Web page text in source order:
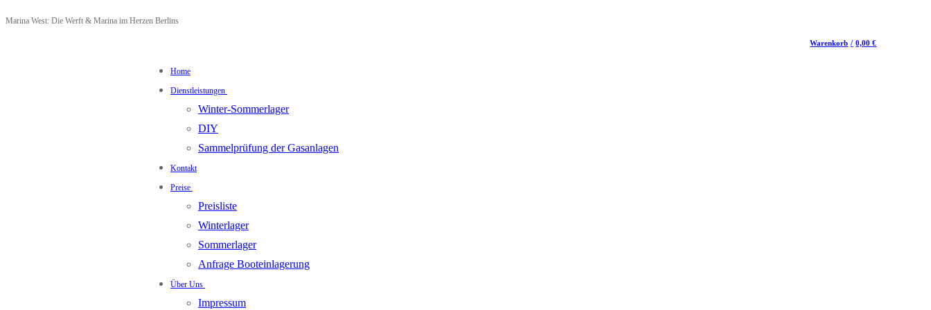
Zum
Menü
Schließen
Marina West: Die Werft & Marina im Herzen Berlins
Warenkorb / 0,00€
Home
Dienstleistungen
Winter-Sommerlager
DIY
Sammelprüfung der Gasanlagen
Kontakt
Preise
Preisliste
Winterlager
Sommerlager
Anfrage Booteinlagerung
Über Uns
Impressum